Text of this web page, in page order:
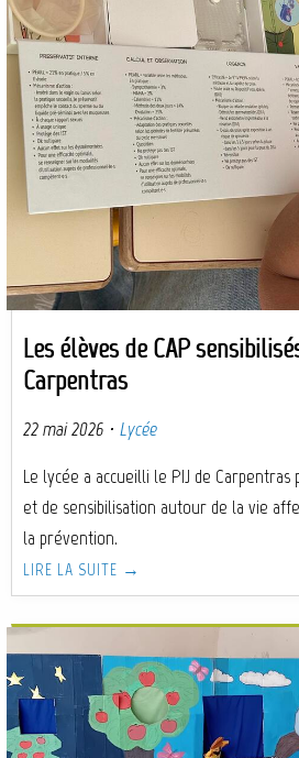
Les élèves de CAP
Carpentras
22 mai 2026 · Lycée
Le lycée a accueilli le PIJ de Carpentras
et de sensibilisation autour de la vie
la prévention.
LIRE LA SUITE →